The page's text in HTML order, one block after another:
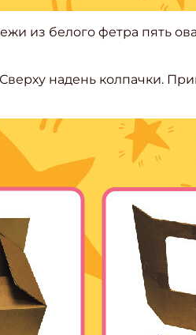
из белого фетра пять
надень колпачки.
журнал" в подарок!